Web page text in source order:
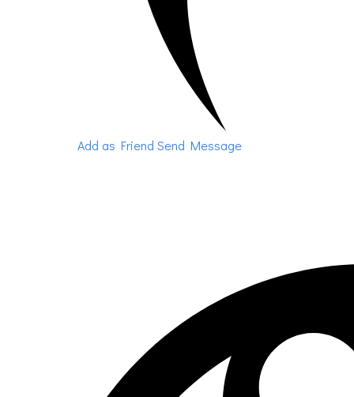
Add as Friend Send Message